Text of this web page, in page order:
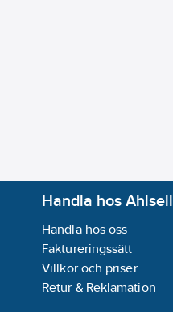
Handla hos Ahlsell
Handla hos oss
Faktureringssätt
Villkor och priser
Retur & Reklamation